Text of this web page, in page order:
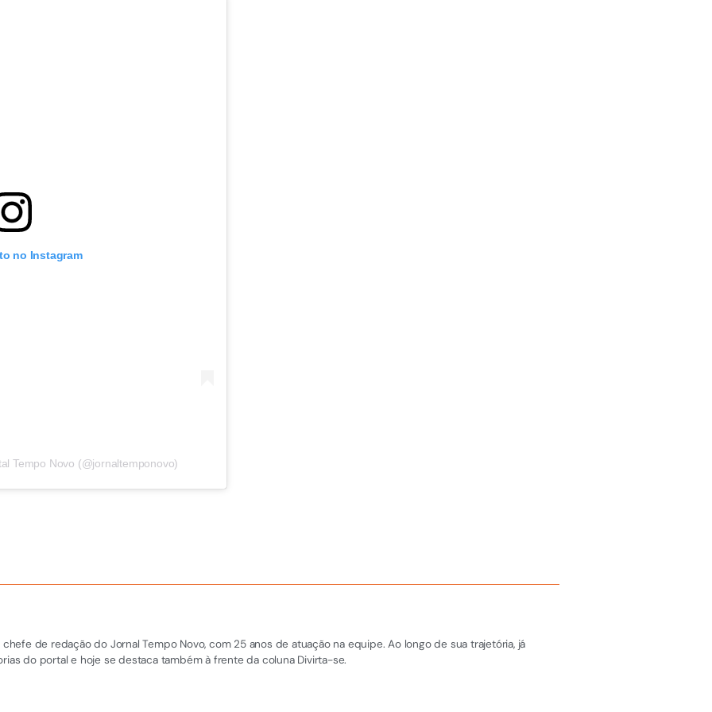
no Instagram
Tempo Novo (@jornaltemponovo)
de redação do Jornal Tempo Novo, com 25 anos de atuação na equipe. Ao longo de sua trajetória, já
do portal e hoje se destaca também à frente da coluna Divirta-se.